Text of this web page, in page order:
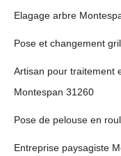
Elagage arbre
Pose et changement
Artisan pour traitement
Montespan 31260
Pose de pelouse en
Entreprise paysagiste